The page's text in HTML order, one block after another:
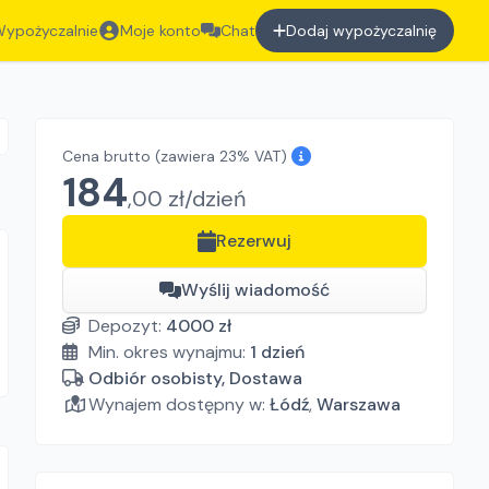
Moje konto Chat Dodaj wypożyczalnię
Cena brutto (zawiera 23% VAT)
184,00 zł/dzień
Rezerwuj
Wyślij wiadomość
Depozyt: 4000 zł
Min. okres wynajmu: 1 dzień
Odbiór osobisty, Dostawa
Wynajem dostępny w: Łódź,Warszawa